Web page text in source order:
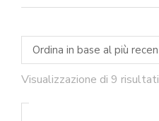
Visualizzazione di 9 risultati